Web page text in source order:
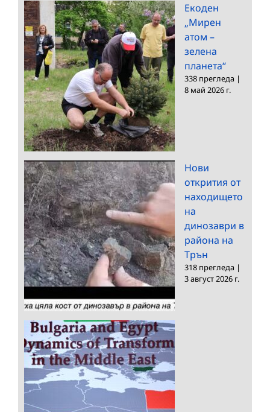
Екоден
„Мирен
атом –
зелена
планета“
338 прегледа |
8 май 2026 г.
Нови
открития от
находището
на
динозаври в
района на
Трън
318 прегледа |
3 август 2026 г.